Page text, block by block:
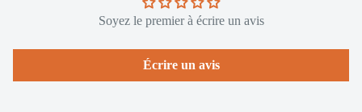
Soyez le premier à écrire un avis
Écrire un avis